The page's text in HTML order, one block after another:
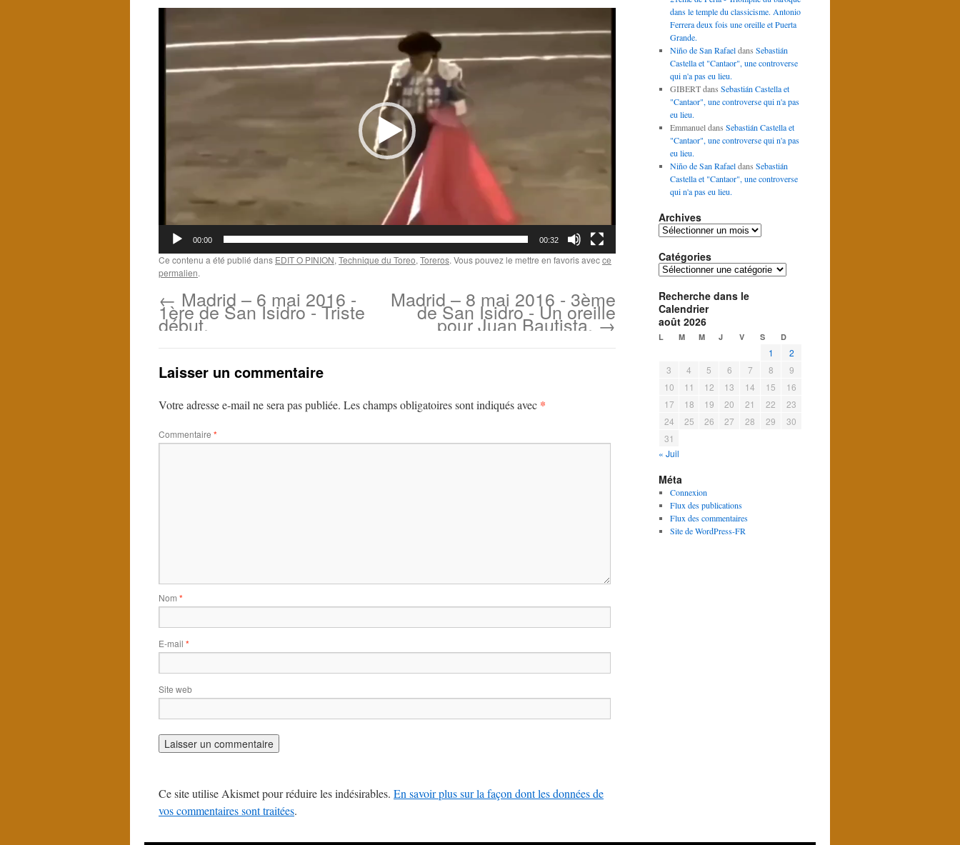
00:00 00:32
Ce contenu a été publié dans EDIT O PINION, Technique du Toreo, Toreros. Vous pouvez le mettre en favoris avecce
permalien.
← Madrid – 6 mai 2016 -
1ère de San Isidro - Triste
début.
Madrid – 8 mai 2016 - 3ème
de San Isidro - Un oreille
pour Juan Bautista.→
Laisser un commentaire
Votre adresse e-mail ne sera pas publiée. Les champs obligatoires sont indiqués avec *
Commentaire *
Nom *
E-mail *
Site web
Ce site utilise Akismet pour réduire les indésirables. En savoir plus sur la façon dont les données de
vos commentaires sont traitées.
dans le temple du classicisme. Antonio
Ferrera deux fois une oreille et Puerta
Grande.
Niño de San Rafaeldans Sebastián
Castella et "Cantaor", une controverse
qui n'a pas eu lieu.
GIBERTdans Sebastián Castella et
"Cantaor", une controverse qui n'a pas
eu lieu.
Emmanueldans Sebastián Castella et
"Cantaor", une controverse qui n'a pas
eu lieu.
Niño de San Rafaeldans Sebastián
Castella et "Cantaor", une controverse
qui n'a pas eu lieu.
Archives
Archives
Catégories
Catégories
Recherche dans le
Calendrier
août 2026
L M M J V S D
1
2
3
4 5 6 7 8
9
10
11 12 13 14 15
16
17
18 19 20 21 22
23
24
25 26 27 28 29
30
31
« Juil
Méta
Connexion
Flux des publications
Flux des commentaires
Site de WordPress-FR